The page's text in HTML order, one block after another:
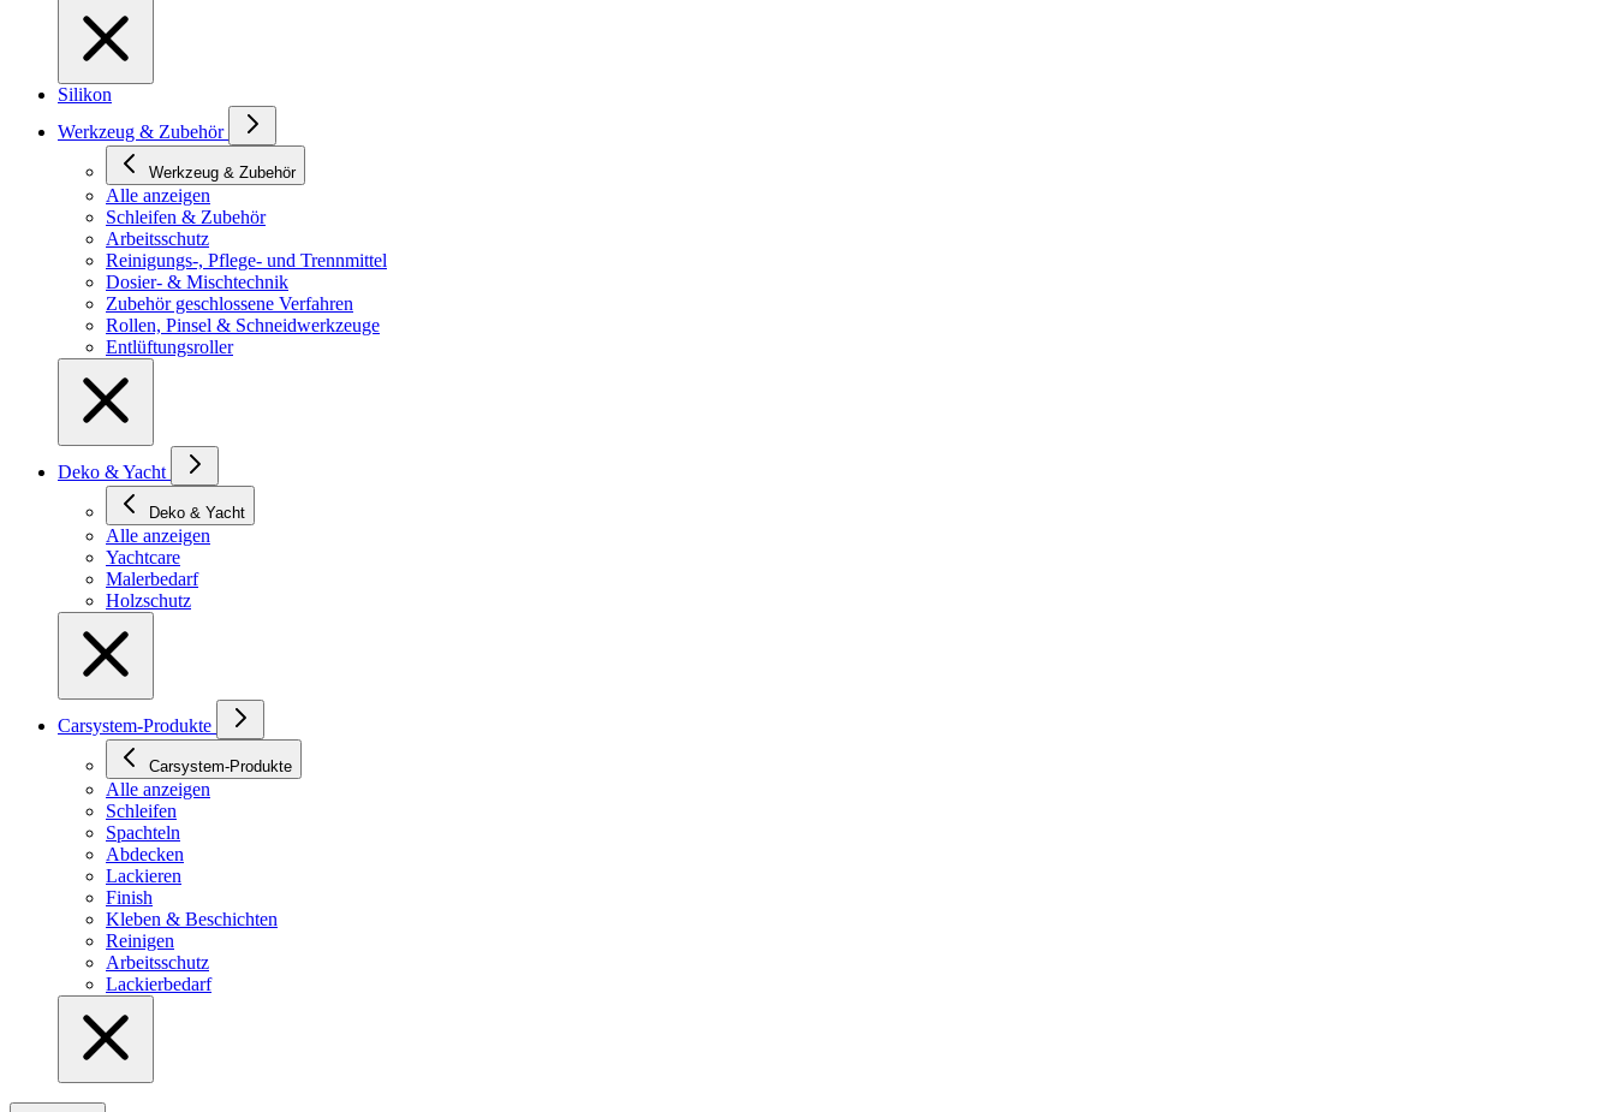
Silikon
Werkzeug & Zubehör
Werkzeug & Zubehör
Alle anzeigen
Schleifen & Zubehör
Arbeitsschutz
Reinigungs-, Pflege- und Trennmittel
Dosier- & Mischtechnik
Zubehör geschlossene Verfahren
Rollen, Pinsel & Schneidwerkzeuge
Entlüftungsroller
Deko & Yacht
Deko & Yacht
Alle anzeigen
Yachtcare
Malerbedarf
Holzschutz
Carsystem-Produkte
Carsystem-Produkte
Alle anzeigen
Schleifen
Spachteln
Abdecken
Lackieren
Finish
Kleben & Beschichten
Reinigen
Arbeitsschutz
Lackierbedarf